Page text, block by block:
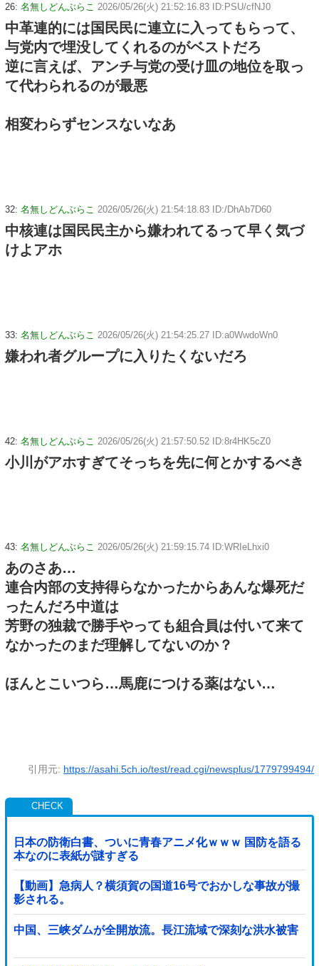
26: 名無しどんぶらこ 2026/05/26(火) 21:52:16.83 ID:PSU/cfNJ0
中革連的には国民民に連立に入ってもらって、
与党内で埋没してくれるのがベストだろ
逆に言えば、アンチ与党の受け皿の地位を取っ
て代わられるのが最悪
相変わらずセンスないなあ
32: 名無しどんぶらこ 2026/05/26(火) 21:54:18.83 ID:/DhAb7D60
中核連は国民民主から嫌われてるって早く気づ
けよアホ
33: 名無しどんぶらこ 2026/05/26(火) 21:54:25.27 ID:a0WwdoWn0
嫌われ者グループに入りたくないだろ
42: 名無しどんぶらこ 2026/05/26(火) 21:57:50.52 ID:8r4HK5cZ0
小川がアホすぎてそっちを先に何とかするべき
43: 名無しどんぶらこ 2026/05/26(火) 21:59:15.74 ID:WRIeLhxi0
あのさあ…
連合内部の支持得らなかったからあんな爆死だ
ったんだろ中道は
芳野の独裁で勝手やっても組合員は付いて来て
なかったのまだ理解してないのか？
ほんとこいつら…馬鹿につける薬はない…
引用元: https://asahi.5ch.io/test/read.cgi/newsplus/1779799494/
日本の防衛白書、ついに青春アニメ化ｗｗｗ 国防を語る
本なのに表紙が謎すぎる
【動画】急病人？横須賀の国道16号でおかしな事故が撮
影される。
中国、三峡ダムが全開放流。長江流域で深刻な洪水被害